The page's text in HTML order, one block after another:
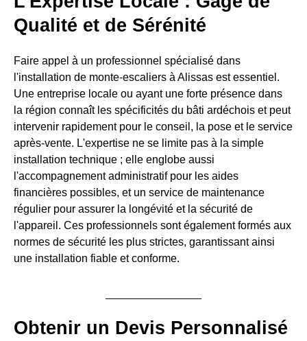
Qualité et de Sérénité
Faire appel à un professionnel spécialisé dans
l'installation de monte-escaliers à Alissas est essentiel.
Une entreprise locale ou ayant une forte présence dans
la région connaît les spécificités du bâti ardéchois et peut
intervenir rapidement pour le conseil, la pose et le service
après-vente. L'expertise ne se limite pas à la simple
installation technique ; elle englobe aussi
l'accompagnement administratif pour les aides
financières possibles, et un service de maintenance
régulier pour assurer la longévité et la sécurité de
l'appareil. Ces professionnels sont également formés aux
normes de sécurité les plus strictes, garantissant ainsi
une installation fiable et conforme.
Obtenir un Devis Personnalisé